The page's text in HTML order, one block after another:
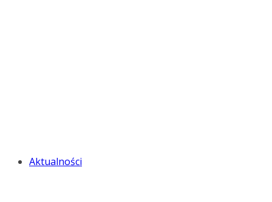
Aktualności